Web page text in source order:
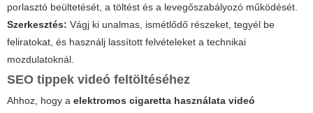
porlasztó beültetését, a töltést és a levegőszabályozó működését.
Szerkesztés: Vágj ki unalmas, ismétlődő részeket, tegyél be
feliratokat, és használj lassított felvételeket a technikai
mozdulatoknál.
SEO tippek videó feltöltéséhez
Ahhoz, hogy a elektromos cigaretta használata videó